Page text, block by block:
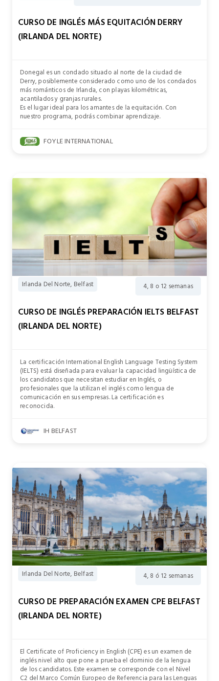
CURSO DE INGLÉS MÁS EQUITACIÓN DERRY
(IRLANDA DEL NORTE)
Donegal es un condado situado al norte de la ciudad de
Derry, posiblemente considerado como uno de los condados
más románticos de Irlanda, con playas kilométricas,
acantilados y granjas rurales.
Es el lugar ideal para los amantes de la equitación. Con
nuestro programa, podrás combinar aprendizaje.
FOYLE INTERNATIONAL
Irlanda Del Norte, Belfast 4, 8 o 12 semanas
CURSO DE INGLÉS PREPARACIÓN IELTS BELFAST
(IRLANDA DEL NORTE)
La certificación International English Language Testing System
(IELTS) está diseñada para evaluar la capacidad lingüística de
los candidatos que necesitan estudiar en Inglés, o
profesionales que la utilizan el inglés como lengua de
comunicación en sus empresas. La certificación es
reconocida.
IH BELFAST
Irlanda Del Norte, Belfast 4, 8 ó 12 semanas
CURSO DE PREPARACIÓN EXAMEN CPE BELFAST
(IRLANDA DEL NORTE)
El Certificate of Proficiency in English (CPE) es un examen de
inglés nivel alto que pone a prueba el dominio de la lengua
de los candidatos. Este examen se corresponde con el Nivel
C2 del Marco Común Europeo de Referencia para las Lenguas